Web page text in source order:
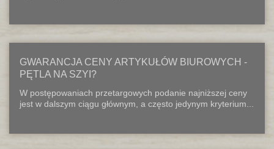
GWARANCJA CENY ARTYKUŁÓW BIUROWYCH -
PĘTLA NA SZYI?
W postępowaniach przetargowych podanie najniższej ceny
jest w dalszym ciągu głównym, a często jedynym kryterium...